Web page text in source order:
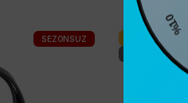
SEZONSUZ İNDIRIM
ÜCRETSIZ KARGO
%10